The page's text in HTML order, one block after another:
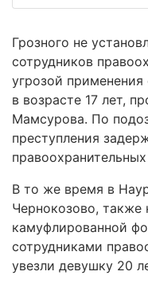
Грозного не
сотрудников
угрозой
в возрасте 17 лет,
Мамсурова. По
преступления
В то же время в
Чернокозово,
камуфлированной
сотрудниками
увезли девушку 20